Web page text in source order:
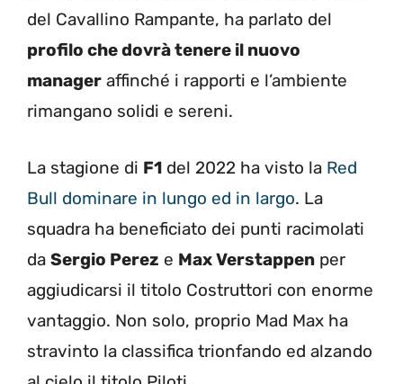
del Cavallino Rampante, ha parlato del
profilo che dovrà tenere il nuovo
manager affinché i rapporti e l’ambiente
rimangano solidi e sereni.
La stagione di F1 del 2022 ha visto la Red
Bull dominare in lungo ed in largo. La
squadra ha beneficiato dei punti racimolati
da Sergio Perez e Max Verstappen per
aggiudicarsi il titolo Costruttori con enorme
vantaggio. Non solo, proprio Mad Max ha
stravinto la classifica trionfando ed alzando